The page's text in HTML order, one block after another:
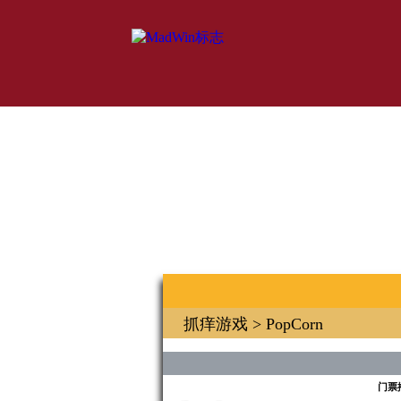
抓痒游戏 > PopCorn
门票